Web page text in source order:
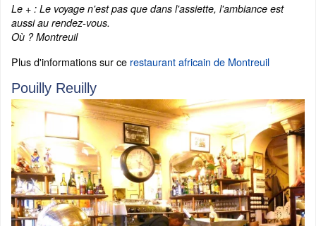
Le + : Le voyage n'est pas que dans l'assiette, l'ambiance est
aussi au rendez-vous.
Où ? Montreuil
Plus d'informations sur ce restaurant africain de Montreuil
Pouilly Reuilly